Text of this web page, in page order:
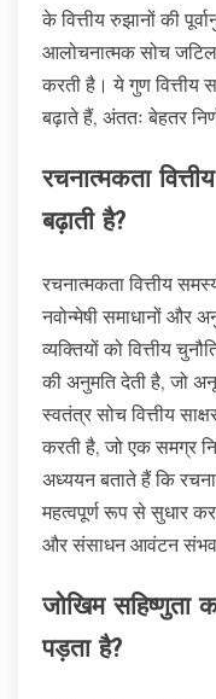
के वित्तीय रुझानों की
आलोचनात्मक सोच
करती है। ये गुण वित्तीय
बढ़ाते हैं, अंततः बेहतर
रचनात्मकता
बढ़ाती है?
रचनात्मकता वित्तीय
नवोन्मेषी समाधानों और
व्यक्तियों को वित्तीय
की अनुमति देती है, जो
स्वतंत्र सोच वित्तीय
करती है, जो एक समग्र
अध्ययन बताते हैं कि
महत्वपूर्ण रूप से सुधार
और संसाधन आवंटन संभव
जोखिम सहिष्णुता
पड़ता है?